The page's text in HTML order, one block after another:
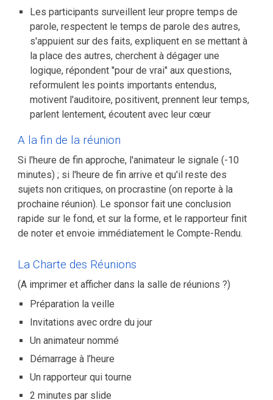
Les participants surveillent leur propre temps de
parole, respectent le temps de parole des autres,
s'appuient sur des faits, expliquent en se mettant à
la place des autres, cherchent à dégager une
logique, répondent "pour de vrai" aux questions,
reformulent les points importants entendus,
motivent l'auditoire, positivent, prennent leur temps,
parlent lentement, écoutent avec leur cœur
A la fin de la réunion
Si l'heure de fin approche, l'animateur le signale (-10
minutes) ; si l'heure de fin arrive et qu'il reste des
sujets non critiques, on procrastine (on reporte à la
prochaine réunion). Le sponsor fait une conclusion
rapide sur le fond, et sur la forme, et le rapporteur finit
de noter et envoie immédiatement le Compte-Rendu.
La Charte des Réunions
(A imprimer et afficher dans la salle de réunions ?)
Préparation la veille
Invitations avec ordre du jour
Un animateur nommé
Démarrage à l’heure
Un rapporteur qui tourne
2 minutes par slide